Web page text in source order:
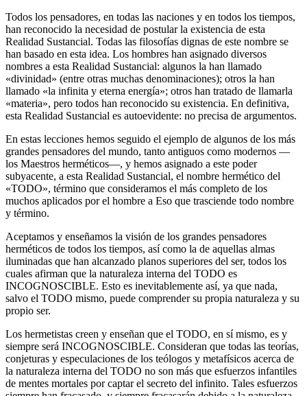
Todos los pensadores, en todas las naciones y en todos los tiempos,
han reconocido la necesidad de postular la existencia de esta
Realidad Sustancial. Todas las filosofías dignas de este nombre se
han basado en esta idea. Los hombres han asignado diversos
nombres a esta Realidad Sustancial: algunos la han llamado
«divinidad» (entre otras muchas denominaciones); otros la han
llamado «la infinita y eterna energía»; otros han tratado de llamarla
«materia», pero todos han reconocido su existencia. En definitiva,
esta Realidad Sustancial es autoevidente: no precisa de argumentos.
En estas lecciones hemos seguido el ejemplo de algunos de los más
grandes pensadores del mundo, tanto antiguos como modernos —
los Maestros herméticos—, y hemos asignado a este poder
subyacente, a esta Realidad Sustancial, el nombre hermético del
«TODO», término que consideramos el más completo de los
muchos aplicados por el hombre a Eso que trasciende todo nombre
y término.
Aceptamos y enseñamos la visión de los grandes pensadores
herméticos de todos los tiempos, así como la de aquellas almas
iluminadas que han alcanzado planos superiores del ser, todos los
cuales afirman que la naturaleza interna del TODO es
INCOGNOSCIBLE. Esto es inevitablemente así, ya que nada,
salvo el TODO mismo, puede comprender su propia naturaleza y su
propio ser.
Los hermetistas creen y enseñan que el TODO, en sí mismo, es y
siempre será INCOGNOSCIBLE. Consideran que todas las teorías,
conjeturas y especulaciones de los teólogos y metafísicos acerca de
la naturaleza interna del TODO no son más que esfuerzos infantiles
de mentes mortales por captar el secreto del infinito. Tales esfuerzos